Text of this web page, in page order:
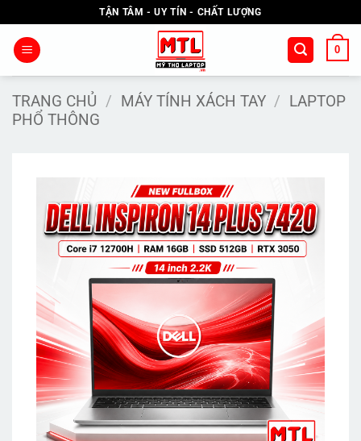
qua
nội
TẬN TÂM - UY TÍN - CHẤT LƯỢNG
0
TRANG CHỦ / MÁY TÍNH XÁCH TAY / LAPTOP
PHỔ THÔNG